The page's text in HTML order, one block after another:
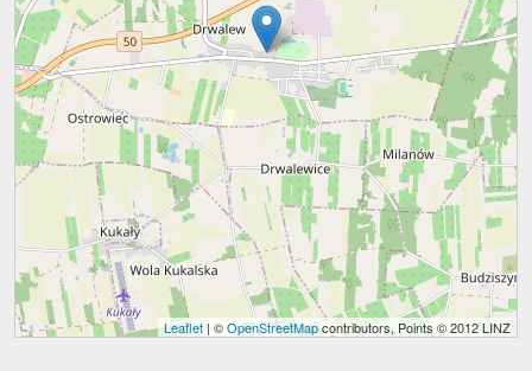
Leaflet | ©OpenStreetMapcontributors, Points © 2012 LINZ